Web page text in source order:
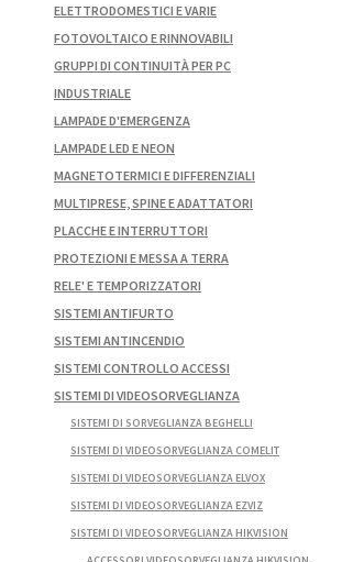
ELETTRODOMESTICI E VARIE
FOTOVOLTAICO E RINNOVABILI
GRUPPI DI CONTINUITÀ PER PC
INDUSTRIALE
LAMPADE D'EMERGENZA
LAMPADE LED E NEON
MAGNETOTERMICI E DIFFERENZIALI
MULTIPRESE, SPINE E ADATTATORI
PLACCHE E INTERRUTTORI
PROTEZIONI E MESSA A TERRA
RELE' E TEMPORIZZATORI
SISTEMI ANTIFURTO
SISTEMI ANTINCENDIO
SISTEMI CONTROLLO ACCESSI
SISTEMI DI VIDEOSORVEGLIANZA
SISTEMI DI SORVEGLIANZA BEGHELLI
SISTEMI DI VIDEOSORVEGLIANZA COMELIT
SISTEMI DI VIDEOSORVEGLIANZA ELVOX
SISTEMI DI VIDEOSORVEGLIANZA EZVIZ
SISTEMI DI VIDEOSORVEGLIANZA HIKVISION